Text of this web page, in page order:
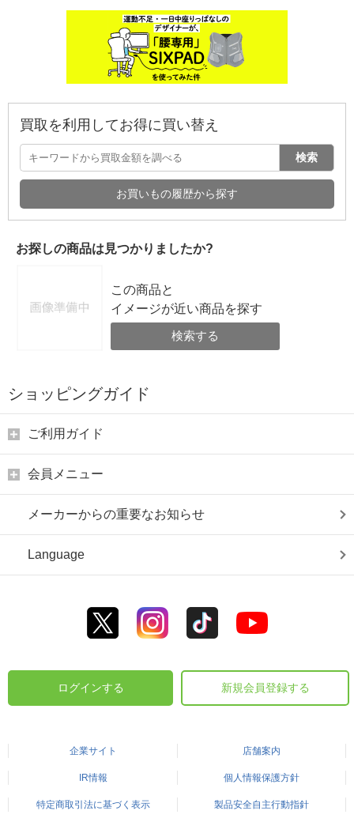
買取を利用してお得に買い替え
検索
お買いもの履歴から探す
お探しの商品は見つかりましたか?
この商品と
イメージが近い商品を探す
検索する
ショッピングガイド
ご利用ガイド
会員メニュー
メーカーからの重要なお知らせ
Language
ログインする 新規会員登録する
企業サイト 店舗案内
IR情報 個人情報保護方針
特定商取引法に基づく表示 製品安全自主行動指針